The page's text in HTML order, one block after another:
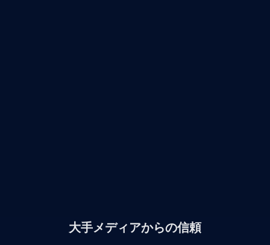
大手メディアからの信頼